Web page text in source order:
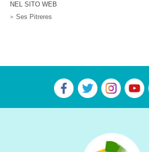
NEL SITO WEB
Ses Pitreres